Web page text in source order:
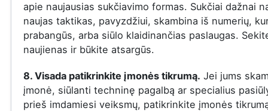
apie naujausias sukčiavimo formas. Sukčiai dažnai
naujas taktikas, pavyzdžiui, skambina iš numerių,
prabangūs, arba siūlo klaidinančias paslaugas.
naujienas ir būkite atsargūs.
8. Visada patikrinkite įmonės tikrumą. Jei jums
įmonė, siūlanti techninę pagalbą ar specialius
prieš imdamiesi veiksmų, patikrinkite įmonės